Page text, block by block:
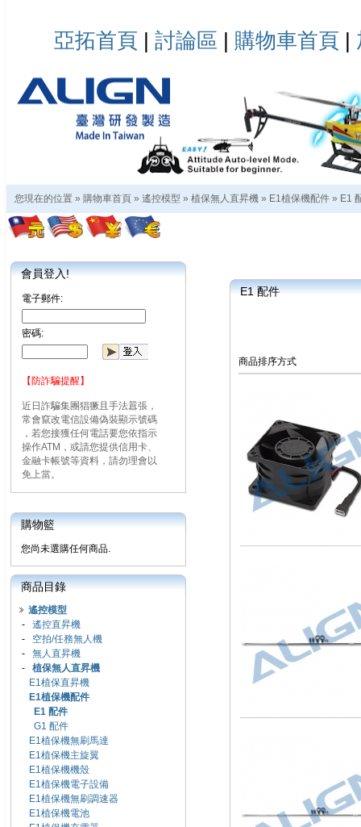
亞拓首頁 | 討論區 | 購物車首頁 |
您現在的位置 » 購物車首頁 » 遙控模型 » 植保無人直昇機 » E1植保機配件 » E1
會員登入!
電子郵件:
密碼:
【防詐騙提醒】
近日詐騙集團猖獗且手法囂張，
常會竄改電信設備偽裝顯示號碼
，若您接獲任何電話要您依指示
操作ATM，或請您提供信用卡、
金融卡帳號等資料，請勿理會以
免上當。
購物籃
您尚未選購任何商品.
商品目錄
遙控模型
- 遙控直昇機
- 空拍/任務無人機
- 無人直昇機
- 植保無人直昇機
E1植保直昇機
E1植保機配件
E1 配件
G1 配件
E1植保機無刷馬達
E1植保機主旋翼
E1植保機機殼
E1植保機電子設備
E1植保機無刷調速器
E1植保機電池
E1 配件
商品排序方式